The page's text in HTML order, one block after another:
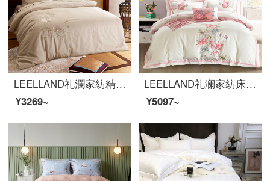
LEELLAND礼瀾家紡精梳綿刺繍の全綿ベッドの上の4つのセットの純綿高品質刺繍ベッドセットの真っ赤な1.5-1.8メートルのベッド/200*230 cm
¥3269~
LEELLAND礼澜家紡床品セット新中国式60本の綿刺繍の全綿ベッドの上に4つのセットの純綿綿綿の綿の綿の綿の綿の綿の綿の綿の布団カバー4つのセットの恥ずかしい花-米粉1.5-1.8メートルのベッド/200*230 cm
¥5097~